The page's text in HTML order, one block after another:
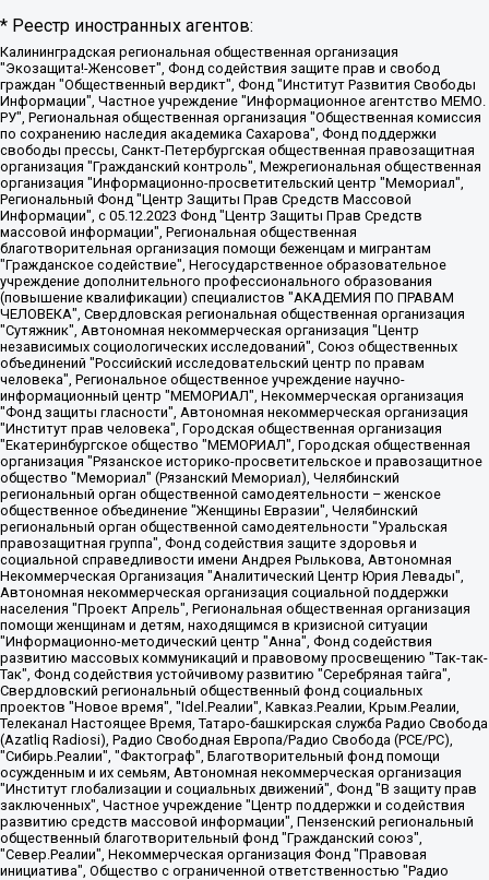
* Реестр иностранных агентов:
Калининградская региональная общественная организация "Экозащита!-Женсовет", Фонд содействия защите прав и свобод граждан "Общественный вердикт", Фонд "Институт Развития Свободы Информации", Частное учреждение "Информационное агентство МЕМО. РУ", Региональная общественная организация "Общественная комиссия по сохранению наследия академика Сахарова", Фонд поддержки свободы прессы, Санкт-Петербургская общественная правозащитная организация "Гражданский контроль", Межрегиональная общественная организация "Информационно-просветительский центр "Мемориал", Региональный Фонд "Центр Защиты Прав Средств Массовой Информации", с 05.12.2023 Фонд "Центр Защиты Прав Средств массовой информации", Региональная общественная благотворительная организация помощи беженцам и мигрантам "Гражданское содействие", Негосударственное образовательное учреждение дополнительного профессионального образования (повышение квалификации) специалистов "АКАДЕМИЯ ПО ПРАВАМ ЧЕЛОВЕКА", Свердловская региональная общественная организация "Сутяжник", Автономная некоммерческая организация "Центр независимых социологических исследований", Союз общественных объединений "Российский исследовательский центр по правам человека", Региональное общественное учреждение научно-информационный центр "МЕМОРИАЛ", Некоммерческая организация "Фонд защиты гласности", Автономная некоммерческая организация "Институт прав человека", Городская общественная организация "Екатеринбургское общество "МЕМОРИАЛ", Городская общественная организация "Рязанское историко-просветительское и правозащитное общество "Мемориал" (Рязанский Мемориал), Челябинский региональный орган общественной самодеятельности – женское общественное объединение "Женщины Евразии", Челябинский региональный орган общественной самодеятельности "Уральская правозащитная группа", Фонд содействия защите здоровья и социальной справедливости имени Андрея Рылькова, Автономная Некоммерческая Организация "Аналитический Центр Юрия Левады", Автономная некоммерческая организация социальной поддержки населения "Проект Апрель", Региональная общественная организация помощи женщинам и детям, находящимся в кризисной ситуации "Информационно-методический центр "Анна", Фонд содействия развитию массовых коммуникаций и правовому просвещению "Так-так-Так", Фонд содействия устойчивому развитию "Серебряная тайга", Свердловский региональный общественный фонд социальных проектов "Новое время", "Idel.Реалии", Кавказ.Реалии, Крым.Реалии, Телеканал Настоящее Время, Татаро-башкирская служба Радио Свобода (Azatliq Radiosi), Радио Свободная Европа/Радио Свобода (PCE/PC), "Сибирь.Реалии", "Фактограф", Благотворительный фонд помощи осужденным и их семьям, Автономная некоммерческая организация "Институт глобализации и социальных движений", Фонд "В защиту прав заключенных", Частное учреждение "Центр поддержки и содействия развитию средств массовой информации", Пензенский региональный общественный благотворительный фонд "Гражданский союз", "Север.Реалии", Некоммерческая организация Фонд "Правовая инициатива", Общество с ограниченной ответственностью "Радио Свободная Европа/Радио Свобода", Чешское информационное агентство "MEDIUM-ORIENT", Красноярская региональная общественная организация "Мы против СПИДа", Камалягин Денис Николаевич, Маркелов Сергей Евгеньевич, Пономарев Лев Александрович, Савицкая Людмила Алексеевна, Автономная некоммерческая организация "Центр по работе с проблемой насилия "НАСИЛИЮ.НЕТ", Межрегиональный профессиональный союз работников здравоохранения "Альянс врачей", Юридическое лицо, зарегистрированное в Латвийской Республике, SIA "Medusa Project" (регистрационный номер 40103797863, дата регистрации 10.06.2014), Некоммерческая организация "Фонд по борьбе с коррупцией", Автономная некоммерческая организация "Институт права и публичной политики", Баданин Роман Сергеевич, Гликин Максим Александрович, Железнова Мария Михайловна, Лукьянова Юлия Сергеевна, Маетная Елизавета Витальевна, Маняхин Петр Борисович, Чуракова Ольга Владимировна, Ярош Юлия Петровна, Юридическое лицо "The Insider SIA", зарегистрированное в Риге, Латвийская Республика (дата регистрации 26.06.2015), являющееся администратором доменного имени интернет-издания "The Insider SIA", https://theins.ru, Постернак Алексей Евгеньевич, Рубин Михаил Аркадьевич, Анин Роман Александрович, Юридическое лицо Istories fonds, зарегистрированное в Латвийской Республике (регистрационный номер 50008295751, дата регистрации 24.02.2020), Великовский Дмитрий Александрович, Долинина Ирина Николаевна, Мароховская Алеся Алексеевна, Шлейнов Роман Юрьевич, Шмагун Олеся Валентиновна, Общество с ограниченной ответственностью "Альтаир 2021", Общество с ограниченной ответственностью "Вега 2021", Общество с ограниченной ответственностью "Главный редактор 2021", Общество с ограниченной ответственностью "Ромашки монолит", Важенков Артем Валерьевич, Ивановская областная общественная организация "Центр гендерных исследований", Гурман Юрий Альбертович, Медиапроект "ОВД-Инфо", Егоров Владимир Владимирович, Жилинский Владимир Александрович, Общество с ограниченной ответственностью "ЗП", Иванова София Юрьевна, Карезина Инна Павловна, Кильтау Екатерина Викторовна, Петров Алексей Викторович, Пискунов Сергей Евгеньевич, Смирнов Сергей Сергеевич, Тихонов Михаил Сергеевич, Общество с ограниченной ответственностью "ЖУРНАЛИСТ-ИНОСТРАННЫЙ АГЕНТ", Арапова Галина Юрьевна, Вольтская Татьяна Анатольевна, Американская компания "Mason G.E.S. Anonymous Foundation" (США), являющаяся владельцем интернет-издания https://mnews.world/, Компания "Stichting Bellingcat", зарегистрированная в Нидерландах (дата регистрации 11.07.2018), Захаров Андрей Вячеславович, Клепиковская Екатерина Дмитриевна, Общество с ограниченной ответственностью "МЕМО", Перл Роман Александрович, Симонов Евгений Алексеевич, Соловьева Елена Анатольевна, Сотников Даниил Владимирович, Сурначева Елизавета Дмитриевна, Автономная некоммерческая организация по защите прав человека и информированию населения "Якутия – Наше Мнение", Общество с ограниченной ответственностью "Москоу диджитал медиа", с 26.01.2023 Общество с ограниченной ответственностью "Чайка Белые сады", Ветошкина Валерия Валерьевна, Заговора Максим Александрович, Межрегиональное общественное движение "Российская ЛГБТ - сеть", Оленичев Максим Владимирович, Павлов Иван Юрьевич, Скворцова Елена Сергеевна, Общество с ограниченной ответственностью "Как бы инагент", Кочетков Игорь Викторович, Общество с ограниченной ответственностью "Честные выборы", Еланчик Олег Александрович, Общество с ограниченной ответственностью "Нобелевский призыв", Гималова Регина Эмилевна, Григорьев Андрей Валерьевич, Григорьева Алина Александровна, Ассоциация по содействию защите прав призывников, альтернативнослужащих и военнослужащих "Правозащитная группа "Гражданин.Армия.Право", Хисамова Регина Фаритовна, Автономная некоммерческая организация по реализации социально-правовых программ "Лилит", Дальневосточное общественное движение "Маяк", Санкт-Петербургская ЛГБТ-инициативная группа "Выход", Инициативная группа ЛГБТ+ "Реверс", Алексеев Андрей Викторович, Бекбулатова Таисия Львовна, Беляев Иван Михайлович, Владыкина Елена Сергеевна, Гельман Марат Александрович, Никульшина Вероника Юрьевна, Толоконникова Надежда Андреевна, Шендерович Виктор Анатольевич, Общество с ограниченной ответственностью "Данное сообщение", Общество с ограниченной ответственностью Издательский дом "Новая глава", Айнбиндер Александра Александровна, Московский комьюнити-центр для ЛГБТ+инициатив, Благотворительный фонд развития филантропии, Deutsche Welle (Германия, Kurt-Schumacher-Strasse 3, 53113 Bonn), Борзунова Мария Михайловна, Воробьев Виктор Викторович, Голубева Анна Львовна, Константинова Алла Михайловна, Малкова Ирина Владимировна, Мурадов Мурад Абдулгалимович, Осетинская Елизавета Николаевна, Понасенков Евгений Николаевич, Ганапольский Матвей Юрьевич, Киселев Евгений Алексеевич, Борухович Ирина Григорьевна, Дремин Иван Тимофеевич, Дубровский Дмитрий Викторович, Красноярская региональная общественная организация поддержки и развития альтернативных образовательных технологий и межкультурных коммуникаций "ИНТЕРРА", Маяковская Екатерина Алексеевна, Фейгин Марк Захарович, Филимонов Андрей Викторович, Дзугкоева Регина Николаевна, Доброхотов Роман Александрович, Дудь Юрий Александрович, Елкин Сергей Владимирович, Кругликов Кирилл Игоревич, Сабунаева Мария Леонидовна, Семенов Алексей Владимирович, Шаинян Карен Багратович, Шульман Екатерина Михайловна, Асафьев Артур Валерьевич, Вахштайн Виктор Семенович, Венедиктов Алексей Алексеевич, Лушникова Екатерина Евгеньевна, Волков Леонид Михайлович, Невзоров Александр Глебович, Пархоменко Сергей Борисович, Сироткин Ярослав Николаевич, Кара-Мурза Владимир Владимирович, Баранова Наталья Владимировна, Гозман Леонид Яковлевич, Кагарлицкий Борис Юльевич, Климарев Михаил Валерьевич, Милов Владимир Станиславович, Автономная некоммерческая организация Краснодарский центр современного искусства "Типография", Моргенштерн Алишер Тагирович, Соболь Любовь Эдуардовна, Общество с ограниченной ответственностью "ЛИЗА НОРМ", Каспаров Гарри Кимович, Ходорковский Михаил Борисович, Общество с ограниченной ответственностью "Апрельские тезисы", Данилович Ирина Брониславовна, Кашин Олег Владимирович, Петров Николай Владимирович, Пивоваров Алексей Владимирович, Соколов Михаил Владимирович, Цветкова Юлия Владимировна, Чичваркин Евгений Александрович, Комитет против пыток/Команда против пыток, Общество с ограниченной ответственностью "Первый научный", Общество с ограниченной ответственностью "Вертолет и ко", Белоцерковская Вероника Борисовна, Кац Максим Евгеньевич, Лазарева Татьяна Юрьевна, Шаведдинов Руслан Табризович, Яшин Илья Валерьевич, Общество с ограниченной ответственностью "Иноагент ААВ", Алешковский Дмитрий Петрович, Альбац Евгения Марковна, Быков Дмитрий Львович, Галямина Юлия Евгеньевна, Лойко Сергей Леонидович, Мартынов Кирилл Константинович, Медведев Сергей Александрович, Крашенинников Федор Геннадиевич, Гордеева Катерина Вл